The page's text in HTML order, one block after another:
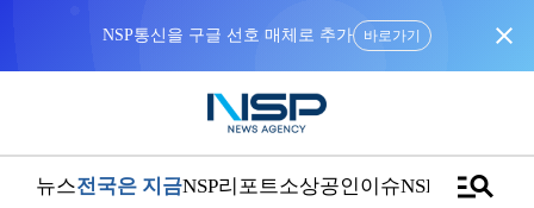
NSP통신을 구글 선호 매체로 추가 바로가기 close
뉴스전국은 지금NSP리포트소상공인이슈NSPTVmanage_search